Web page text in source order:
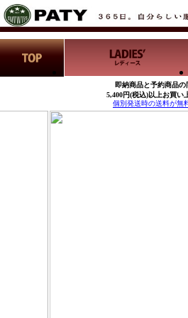
即納商品と予約商品の
5,400円(税込)以上お買い
個別発送時の送料が無